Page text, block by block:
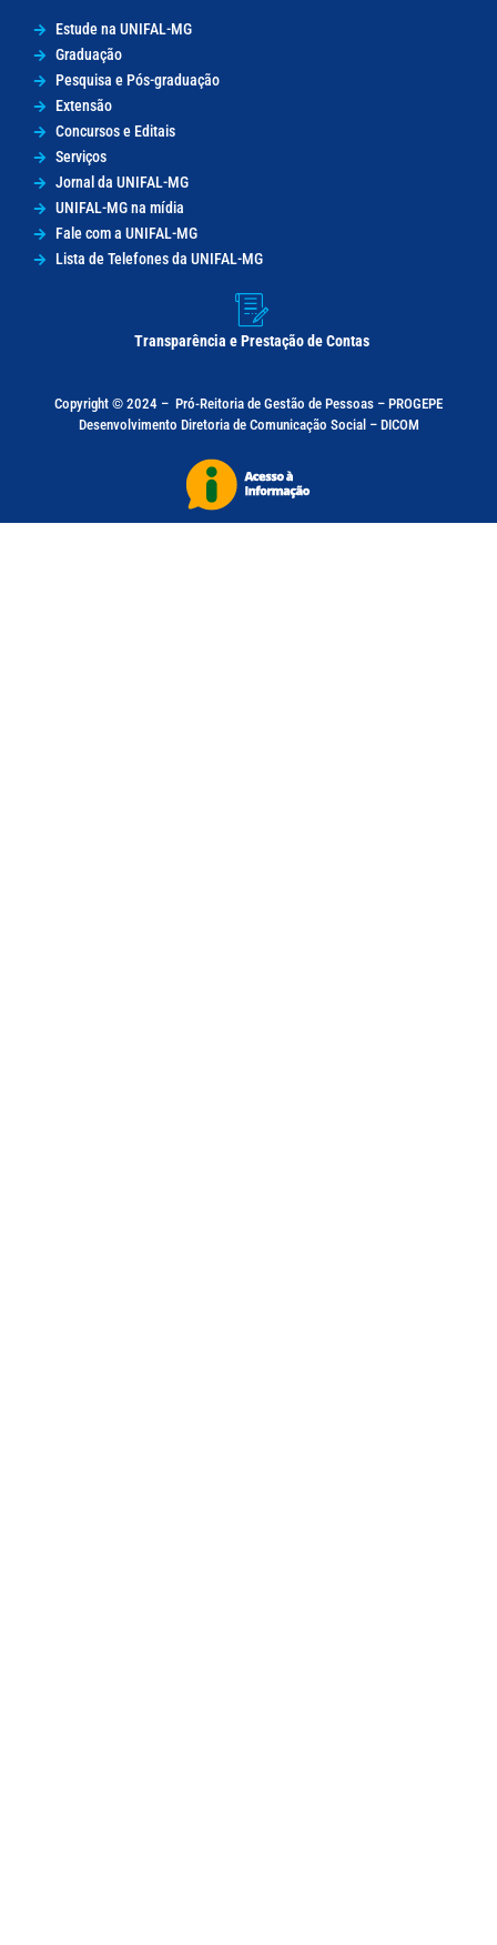
Estude na UNIFAL-MG
Graduação
Pesquisa e Pós-graduação
Extensão
Concursos e Editais
Serviços
Jornal da UNIFAL-MG
UNIFAL-MG na mídia
Fale com a UNIFAL-MG
Lista de Telefones da UNIFAL-MG
Transparência e Prestação de Contas
Copyright © 2024 – Pró-Reitoria de Gestão de Pessoas – PROGEPE
Desenvolvimento Diretoria de Comunicação Social – DICOM